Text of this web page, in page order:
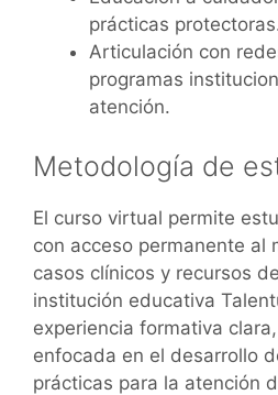
prácticas
Articulación con
programas
atención.
Metodología de
El curso virtual permite
con acceso permanente al
casos clínicos y recursos
institución educativa
experiencia formativa
enfocada en el desarrollo
prácticas para la atención